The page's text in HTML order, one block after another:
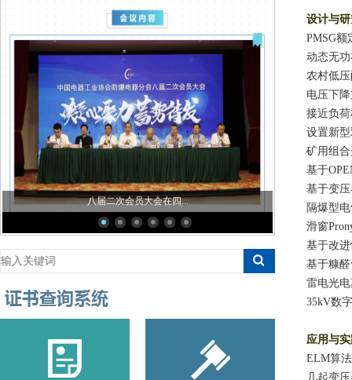
八届二次会员大会在四...
设计与
PMSG额
动态无
农村低
电压下
接近负
设置新
矿用组
基于
基于变
隔爆型
滑窗
基于改
基于糠
雷电光
35kV数
应用与
ELM算
几起变